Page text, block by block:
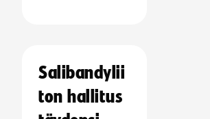
Salibandylii
ton hallitus